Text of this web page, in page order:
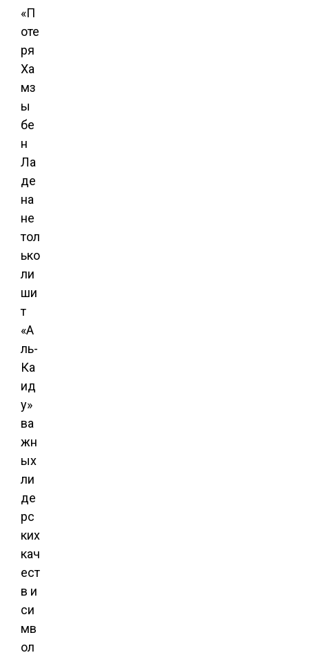
«П
оте
ря
Ха
мз
ы
бе
н
Ла
де
на
не
тол
ько
ли
ши
т
«А
ль-
Ка
ид
у»
ва
жн
ых
ли
де
рс
ких
кач
ест
в и
си
мв
ол